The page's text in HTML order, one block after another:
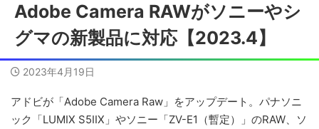
Adobe Camera RAWがソニーやシ
グマの新製品に対応【2023.4】
2023年4月19日
アドビが「Adobe Camera Raw」をアップデート。パナソニ
ック「LUMIX S5IIX」やソニー「ZV-E1（暫定）」のRAW、ソ